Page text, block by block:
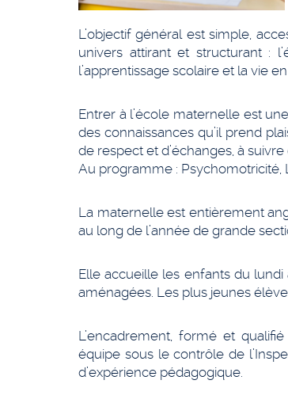
L’objectif général est simple,
univers attirant et structurant :
l’apprentissage scolaire et la vie
Entrer à l’école maternelle est
des connaissances qu’il prend
de respect et d’échanges, à
Au programme : Psychomotricité,
La maternelle est entièrement
au long de l’année de grande
Elle accueille les enfants du
aménagées. Les plus jeunes
L’encadrement, formé et
équipe sous le contrôle de
d’expérience pédagogique.